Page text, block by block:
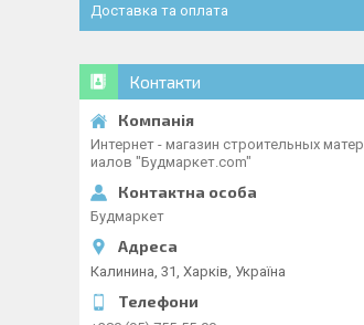
Доставка та оплата
Контакти
Интернет - магазин строительных матер
иалов "Будмаркет.com"
Будмаркет
Калинина, 31, Харків, Україна